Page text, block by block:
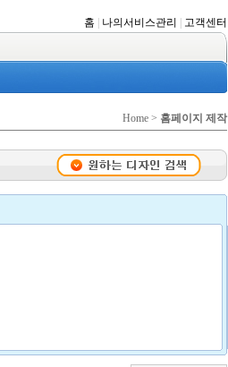
홈 나의서비스관리 고객센터
Home > 홈페이지 제작